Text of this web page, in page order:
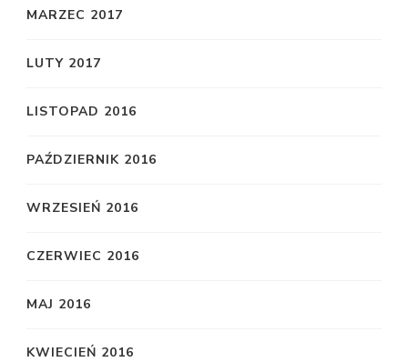
MARZEC 2017
LUTY 2017
LISTOPAD 2016
PAŹDZIERNIK 2016
WRZESIEŃ 2016
CZERWIEC 2016
MAJ 2016
KWIECIEŃ 2016